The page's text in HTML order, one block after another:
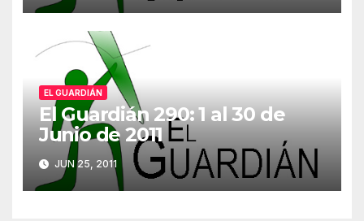
EL GUARDIÁN
El Guardián 290: 1 al 30 de
Junio de 2011
JUN 25, 2011